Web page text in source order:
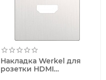
Накладка Werkel для
розетки HDMI